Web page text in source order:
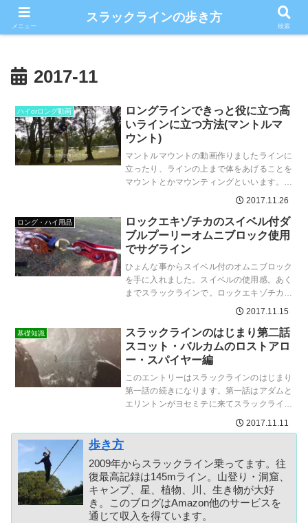
こだわりのスラックライン情報満載ブログ
2017-11
ハイorロング動画
ロングラインできっと役に立つ高
いラインに立つ方法(マントルマ
ウント)
マントルマウントの動画作りましたラインに
立ったり、ラインの上まで体をあげることを
マウントとかマウンティングといいます。マ
ントルといわれる方法で上がるとマントリン
2017.11.26
ロング・ハイ用品
ロックエキゾチカのスイベル付ダ
ブルプーリーオムニブロック使用
でサグライン
ひょんな事からスイベル付のオムニブロック
を手に入れました。スイベルの使用感。あく
までスラックラインで。ロックエキゾチカ、
オムニブロックスイベルとは自由に回転して
2017.11.15
基礎知識
スラックラインのはじまり第二話
スコット・バルカムのロストアロ
ー・スパイヤー編
このエントリーはスラックラインのはじまり
第一話の続きになります。第一話はアダムと
エリントンがヨセミテに来てスラックライン
を披露し、ロストアロースパイヤーのハイラ
2017.11.11
歩き方
2009年からスラックライン乗ってます。往
復最高記録は145mライン。山登り・洞窟、
キャンプ、星、植物、川、生き物が大好
き。このブログはAmazon他のサービスを
通じて収入を得ています。
メニュー
スラックラインの歩き方
検索